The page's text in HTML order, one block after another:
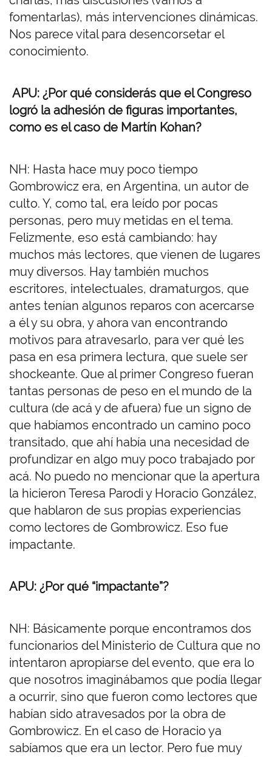
fomentarlas), más intervenciones dinámicas.
Nos parece vital para desencorsetar el
conocimiento.
APU: ¿Por qué considerás que el Congreso
logró la adhesión de figuras importantes,
como es el caso de Martín Kohan?
NH: Hasta hace muy poco tiempo
Gombrowicz era, en Argentina, un autor de
culto. Y, como tal, era leído por pocas
personas, pero muy metidas en el tema.
Felizmente, eso está cambiando: hay
muchos más lectores, que vienen de lugares
muy diversos. Hay también muchos
escritores, intelectuales, dramaturgos, que
antes tenían algunos reparos con acercarse
a él y su obra, y ahora van encontrando
motivos para atravesarlo, para ver qué les
pasa en esa primera lectura, que suele ser
shockeante. Que al primer Congreso fueran
tantas personas de peso en el mundo de la
cultura (de acá y de afuera) fue un signo de
que habíamos encontrado un camino poco
transitado, que ahí había una necesidad de
profundizar en algo muy poco trabajado por
acá. No puedo no mencionar que la apertura
la hicieron Teresa Parodi y Horacio González,
que hablaron de sus propias experiencias
como lectores de Gombrowicz. Eso fue
impactante.
APU: ¿Por qué “impactante”?
NH: Básicamente porque encontramos dos
funcionarios del Ministerio de Cultura que no
intentaron apropiarse del evento, que era lo
que nosotros imaginábamos que podía llegar
a ocurrir, sino que fueron como lectores que
habían sido atravesados por la obra de
Gombrowicz. En el caso de Horacio ya
sabíamos que era un lector. Pero fue muy